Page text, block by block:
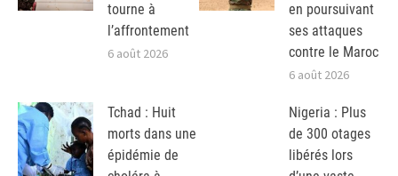
tourne à
l’affrontement
6 août 2026
en poursuivant
ses attaques
contre le Maroc
6 août 2026
Tchad : Huit
morts dans une
épidémie de
Nigeria : Plus
de 300 otages
libérés lors